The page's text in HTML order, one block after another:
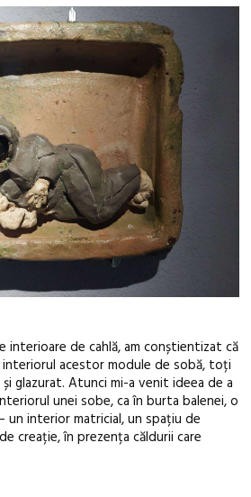
interioare de cahlă, am conștientizat că
interiorul acestor module de sobă, toți
glazurat. Atunci mi-a venit ideea de a
unei sobe, ca în burta balenei, o
un interior matricial, un spațiu de
creație, în prezența căldurii care